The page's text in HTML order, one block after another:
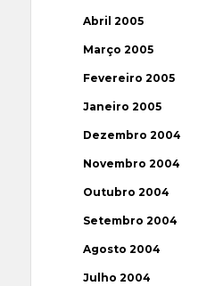
Abril 2005
Março 2005
Fevereiro 2005
Janeiro 2005
Dezembro 2004
Novembro 2004
Outubro 2004
Setembro 2004
Agosto 2004
Julho 2004